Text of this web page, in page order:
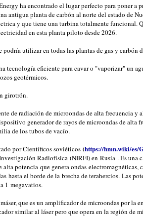
ha encontrado el lugar perfecto para poner a
antigua planta de carbón al norte del estado de
y que tiene una turbina totalmente funcional.
en esta planta piloto desde 2026.
podría utilizar en todas las plantas de gas y carbón
tecnología eficiente para cavar o "vaporizar" un
geotérmicos.
girotrón.
de radiación de microondas de alta frecuencia y
generador de rayos de microondas de alta
de los tubos de vacío.
por Científicos soviéticos (https://hmn.wiki/es/
Radiofísica (NIRFI) en Rusia . Es una
alta potencia que genera ondas electromagnéticas,
hasta el borde de la brecha de terahercios. Las
1 megavatios.
que es un amplificador de microondas por la
similar al láser pero que opera en la región de